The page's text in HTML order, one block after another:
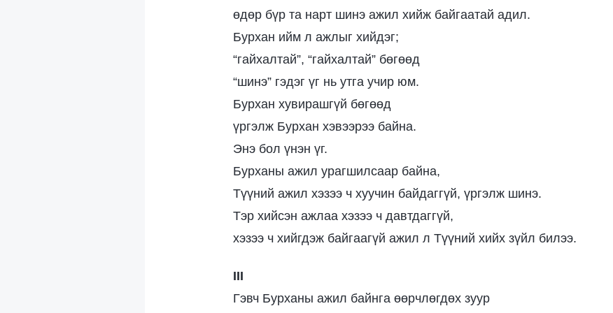
өдөр бүр та нарт шинэ ажил хийж байгаатай адил.
Бурхан ийм л ажлыг хийдэг;
“гайхалтай”, “гайхалтай” бөгөөд
“шинэ” гэдэг үг нь утга учир юм.
Бурхан хувирашгүй бөгөөд
үргэлж Бурхан хэвээрээ байна.
Энэ бол үнэн үг.
Бурханы ажил урагшилсаар байна,
Түүний ажил хэзээ ч хуучин байдаггүй, үргэлж шинэ.
Тэр хийсэн ажлаа хэзээ ч давтдаггүй,
хэзээ ч хийгдэж байгаагүй ажил л Түүний хийх зүйл билээ.
III
Гэвч Бурханы ажил байнга өөрчлөгдөх зуур